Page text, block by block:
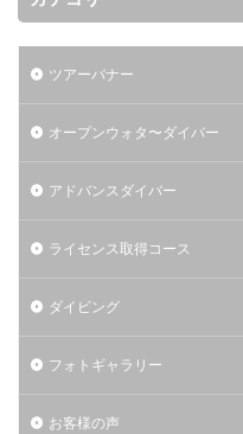
ツアーバナー
オープンウォタ〜ダイバー
アドバンスダイバー
ライセンス取得コース
ダイビング
フォトギャラリー
お客様の声